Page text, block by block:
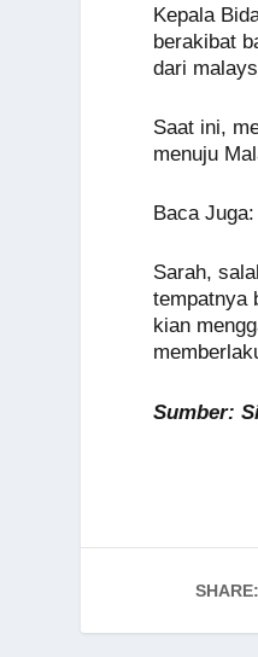
Kepala
berakibat
dari
Saat ini,
menuju
Baca Juga
Sarah,
tempatnya
kian
Sumber:
SHARE: